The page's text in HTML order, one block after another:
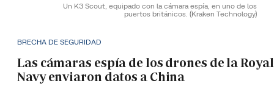
Un K3 Scout, equipado con la cámara espía, en uno de los
puertos británicos. (Kraken Technology)
BRECHA DE SEGURIDAD
Las cámaras espía de los drones de la Royal
Navy enviaron datos a China